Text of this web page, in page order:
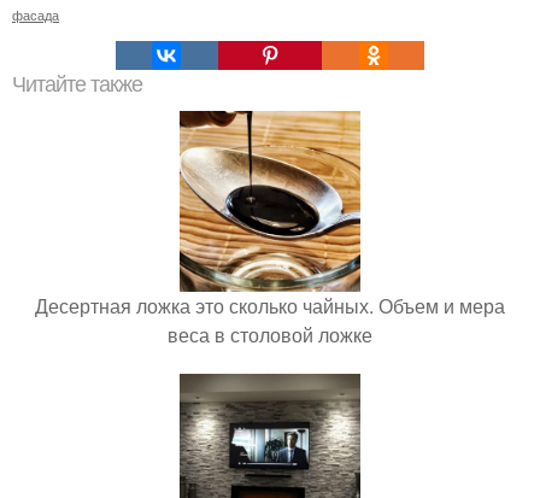
фасада
Читайте также
Десертная ложка это сколько чайных. Объем и мера
веса в столовой ложке